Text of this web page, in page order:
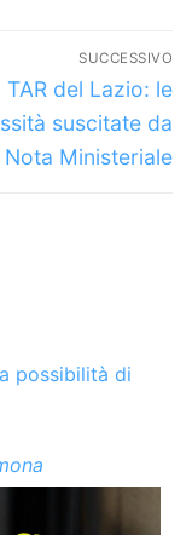
SUCCESSIVO
del Lazio: le
suscitate da
Nota Ministeriale
possibilità di